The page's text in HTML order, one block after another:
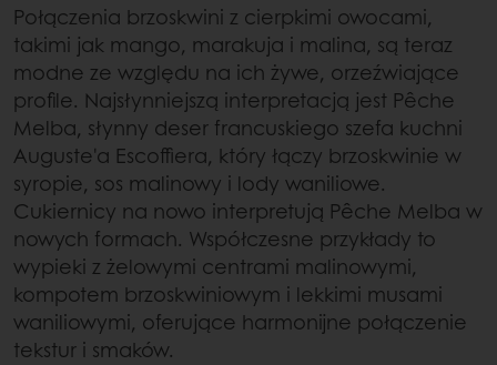
Połączenia brzoskwini z cierpkimi owocami,
takimi jak mango, marakuja i malina, są teraz
modne ze względu na ich żywe, orzeźwiające
profile. Najsłynniejszą interpretacją jest Pêche
Melba, słynny deser francuskiego szefa kuchni
Auguste'a Escoffiera, który łączy brzoskwinie w
syropie, sos malinowy i lody waniliowe.
Cukiernicy na nowo interpretują Pêche Melba w
nowych formach. Współczesne przykłady to
wypieki z żelowymi centrami malinowymi,
kompotem brzoskwiniowym i lekkimi musami
waniliowymi, oferujące harmonijne połączenie
tekstur i smaków.